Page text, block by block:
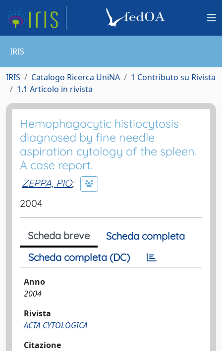
IRIS
IRIS Catalogo Ricerca UniNA
1 Contributo su Rivista
1.1 Articolo in rivista
Hemophagocytic histiocytosis
diagnosed by fine needle
aspiration cytology of the spleen.
A case report.
ZEPPA, PIO;
2004
Scheda breve
Scheda completa
Scheda completa (DC)
Anno
2004
Rivista
ACTA CYTOLOGICA
Citazione